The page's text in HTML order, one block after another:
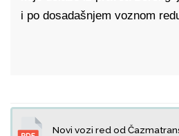
i po dosadašnjem voznom
Novi vozi red od